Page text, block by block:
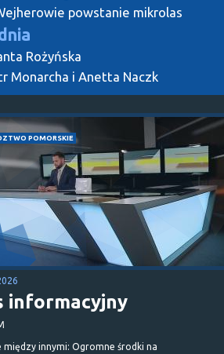
powstanie mikrolas
Rożyńska
Monarcha i Anetta Naczk
POMORSKIE
informacyjny
między innymi: Ogromne środki na